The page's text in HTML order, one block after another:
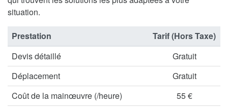
situation.
Prestation
Tarif (Hors Taxe)
Devis détaillé
Gratuit
Déplacement
Gratuit
Coût de la mainœuvre (/heure)
55 €